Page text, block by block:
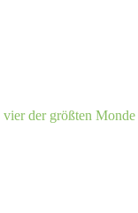
vier der größten Monde